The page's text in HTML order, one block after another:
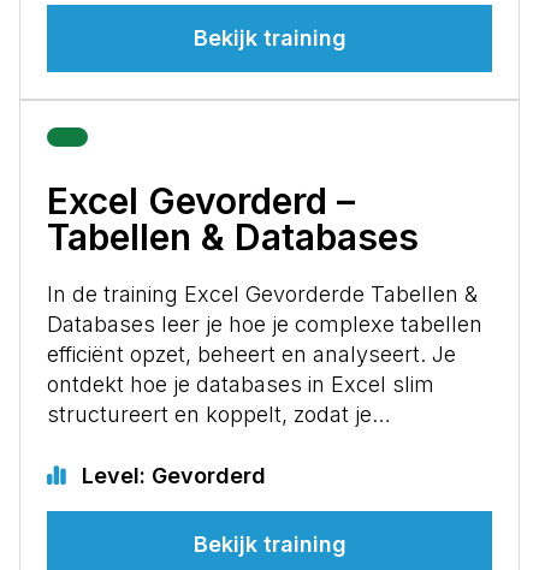
Bekijk training
Excel Gevorderd –
Tabellen & Databases
In de training Excel Gevorderde Tabellen &
Databases leer je hoe je complexe tabellen
efficiënt opzet, beheert en analyseert. Je
ontdekt hoe je databases in Excel slim
structureert en koppelt, zodat je…
Level: Gevorderd
Bekijk training